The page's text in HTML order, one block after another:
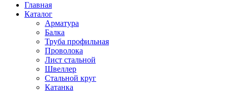
Главная
Каталог
Арматура
Балка
Труба профильная
Проволока
Лист стальной
Швеллер
Стальной круг
Катанка